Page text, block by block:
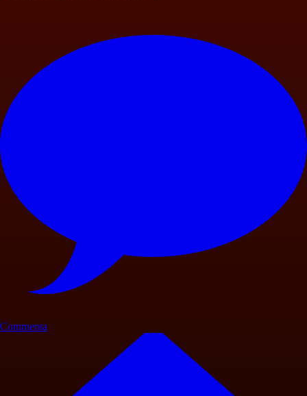
Commenta